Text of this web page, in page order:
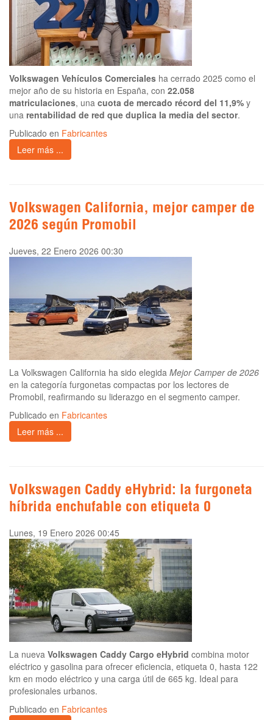
Volkswagen Vehículos Comerciales ha cerrado 2025 como el
mejor año de su historia en España, con 22.058
matriculaciones, una cuota de mercado récord del 11,9% y
una rentabilidad de red que duplica la media del sector.
Publicado en Fabricantes
Leer más ...
Volkswagen California, mejor camper de
2026 según Promobil
Jueves, 22 Enero 2026 00:30
La Volkswagen California ha sido elegida Mejor Camper de 2026
en la categoría furgonetas compactas por los lectores de
Promobil, reafirmando su liderazgo en el segmento camper.
Publicado en Fabricantes
Leer más ...
Volkswagen Caddy eHybrid: la furgoneta
híbrida enchufable con etiqueta 0
Lunes, 19 Enero 2026 00:45
La nueva Volkswagen Caddy Cargo eHybrid combina motor
eléctrico y gasolina para ofrecer eficiencia, etiqueta 0, hasta 122
km en modo eléctrico y una carga útil de 665 kg. Ideal para
profesionales urbanos.
Publicado en Fabricantes